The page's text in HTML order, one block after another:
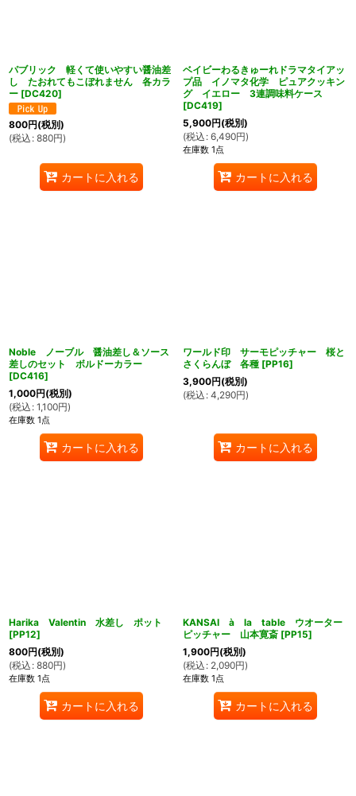
パブリック 軽くて使いやすい醤油差
し たおれてもこぼれません 各カラ
ー [DC420]
800円(税別)
(税込 : 880円)
カートに入れる
ベイビーわるきゅーれドラマタイアッ
プ品 イノマタ化学 ピュアクッキン
グ イエロー 3連調味料ケース
[DC419]
5,900円(税別)
(税込 : 6,490円)
在庫数 1点
カートに入れる
Noble ノーブル 醤油差し＆ソース
差しのセット ボルドーカラー
[DC416]
1,000円(税別)
(税込 : 1,100円)
在庫数 1点
カートに入れる
ワールド印 サーモピッチャー 桜と
さくらんぼ 各種 [PP16]
3,900円(税別)
(税込 : 4,290円)
カートに入れる
Harika Valentin 水差し ポット
[PP12]
800円(税別)
(税込 : 880円)
在庫数 1点
カートに入れる
KANSAI à la table ウオーター
ピッチャー 山本寛斎 [PP15]
1,900円(税別)
(税込 : 2,090円)
在庫数 1点
カートに入れる